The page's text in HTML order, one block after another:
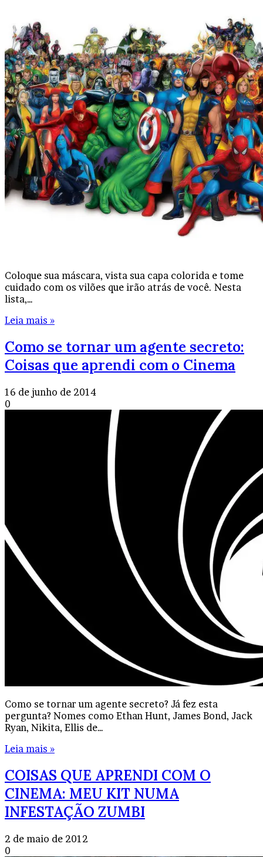
Coloque sua máscara, vista sua capa colorida e tome
cuidado com os vilões que irão atrás de você. Nesta
lista,…
Leia mais »
Como se tornar um agente secreto:
Coisas que aprendi com o Cinema
16 de junho de 2014
0
Como se tornar um agente secreto? Já fez esta
pergunta? Nomes como Ethan Hunt, James Bond, Jack
Ryan, Nikita, Ellis de…
Leia mais »
COISAS QUE APRENDI COM O
CINEMA: MEU KIT NUMA
INFESTAÇÃO ZUMBI
2 de maio de 2012
0